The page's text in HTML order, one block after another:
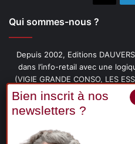
Qui sommes-nous ?
Depuis 2002, Editions
dans l’info-retail avec une
(VIGIE GRANDE CONSO, LES
livres (PENSER-CLIENT, IMAGE-
PRÉFÉRÉ DE VOS
PROMOFLASH, DRIVE
CONSO), podcasts (CAFÉ
vous êtes, ainsi que les fils